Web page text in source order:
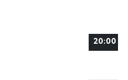
20:00